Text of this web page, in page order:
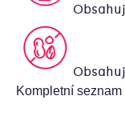
Kompletní